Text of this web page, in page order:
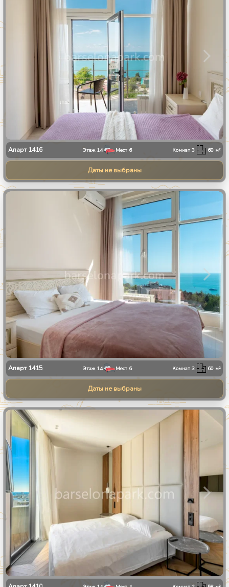
Апарт 1416 Этаж 14 Мест 6 Комнат3 60 м²
Даты не выбраны
Апарт 1415 Этаж 14 Мест 6 Комнат3 60 м²
Даты не выбраны